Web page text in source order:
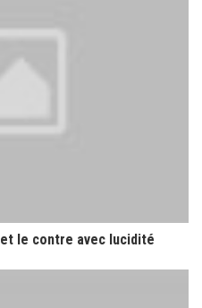
le contre avec lucidité